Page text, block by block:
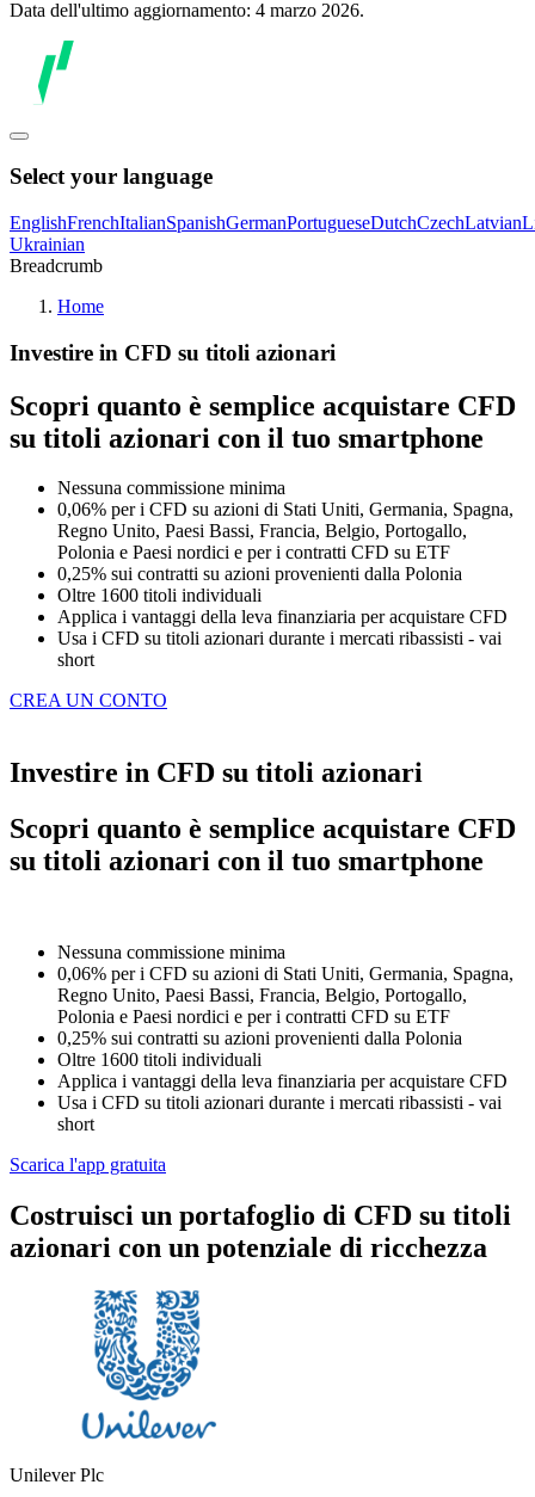
Data dell'ultimo aggiornamento: 4 marzo 2026.
Select your language
EnglishFrenchItalianSpanishGermanPortugueseDutchCzechLatvian
Ukrainian
Breadcrumb
Home
Investire in CFD su titoli azionari
Scopri quanto è semplice acquistare CFD
su titoli azionari con il tuo smartphone
Nessuna commissione minima
0,06% per i CFD su azioni di Stati Uniti, Germania, Spagna,
Regno Unito, Paesi Bassi, Francia, Belgio, Portogallo,
Polonia e Paesi nordici e per i contratti CFD su ETF
0,25% sui contratti su azioni provenienti dalla Polonia
Oltre 1600 titoli individuali
Applica i vantaggi della leva finanziaria per acquistare CFD
Usa i CFD su titoli azionari durante i mercati ribassisti - vai
short
CREA UN CONTO
Investire in CFD su titoli azionari
Scopri quanto è semplice acquistare CFD
su titoli azionari con il tuo smartphone
Nessuna commissione minima
0,06% per i CFD su azioni di Stati Uniti, Germania, Spagna,
Regno Unito, Paesi Bassi, Francia, Belgio, Portogallo,
Polonia e Paesi nordici e per i contratti CFD su ETF
0,25% sui contratti su azioni provenienti dalla Polonia
Oltre 1600 titoli individuali
Applica i vantaggi della leva finanziaria per acquistare CFD
Usa i CFD su titoli azionari durante i mercati ribassisti - vai
short
Scarica l'app gratuita
Costruisci un portafoglio di CFD su titoli
azionari con un potenziale di ricchezza
Unilever Plc